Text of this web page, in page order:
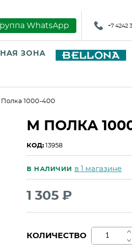
WhatsApp +7 4242
ЗОНА
1000-400
М ПОЛКА
КОД: 13958
В НАЛИЧИИ в 1 магазине
1 305 ₽
КОЛИЧЕСТВО